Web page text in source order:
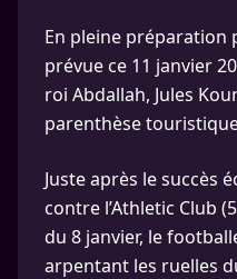
En pleine préparation
prévue ce 11 janvier
roi Abdallah, Jules
parenthèse
Juste après le succès
contre l’Athletic Club
du 8 janvier, le
arpentant les ruelles